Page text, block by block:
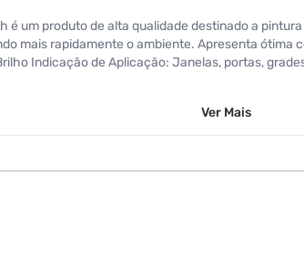
um produto de alta qualidade destinado a
mais rapidamente o ambiente. Apresenta
Indicação de Aplicação: Janelas, portas,
pistola. Camadas (demãos): Recomendamos no
pressão entre 2,2 e 2,8kgf/cm² ou 30 a 35lbs/
Ver Mais